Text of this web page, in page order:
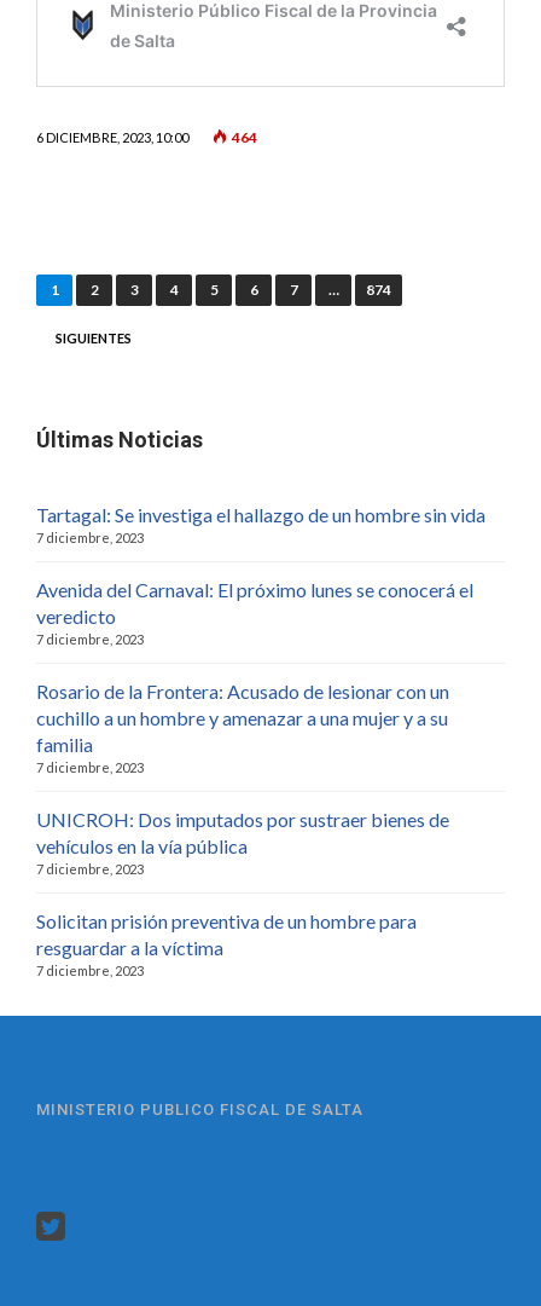
6 DICIEMBRE, 2023, 10:00 464
Navegación
de
1 2 3 4 5 6 7 … 874
SIGUIENTES
Últimas Noticias
Tartagal: Se investiga el hallazgo de un hombre sin vida
7 diciembre, 2023
Avenida del Carnaval: El próximo lunes se conocerá el
veredicto
7 diciembre, 2023
Rosario de la Frontera: Acusado de lesionar con un
cuchillo a un hombre y amenazar a una mujer y a su
familia
7 diciembre, 2023
UNICROH: Dos imputados por sustraer bienes de
vehículos en la vía pública
7 diciembre, 2023
Solicitan prisión preventiva de un hombre para
resguardar a la víctima
7 diciembre, 2023
MINISTERIO PUBLICO FISCAL DE SALTA